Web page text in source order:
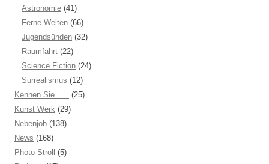
Astronomie (41)
Ferne Welten (66)
Jugendsünden (32)
Raumfahrt (22)
Science Fiction (24)
Surrealismus (12)
Kennen Sie . . . (25)
Kunst Werk (29)
Nebenjob (138)
News (168)
Photo Stroll
(5)